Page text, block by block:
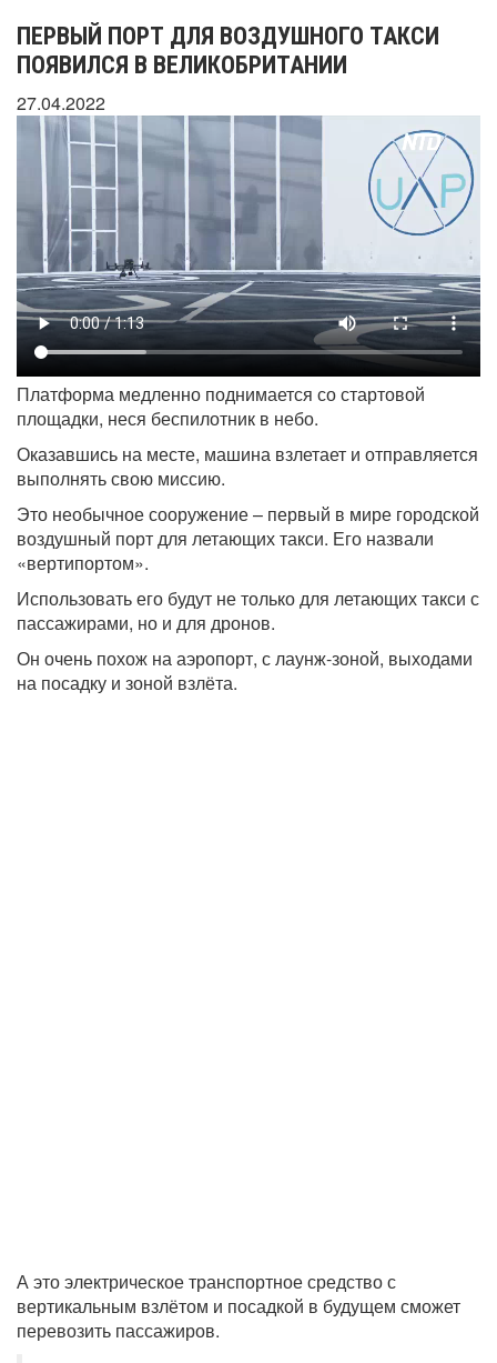
ПЕРВЫЙ ПОРТ ДЛЯ ВОЗДУШНОГО ТАКСИ
ПОЯВИЛСЯ В ВЕЛИКОБРИТАНИИ
27.04.2022
Платформа медленно поднимается со стартовой
площадки, неся беспилотник в небо.
Оказавшись на месте, машина взлетает и отправляется
выполнять свою миссию.
Это необычное сооружение – первый в мире городской
воздушный порт для летающих такси. Его назвали
«вертипортом».
Использовать его будут не только для летающих такси с
пассажирами, но и для дронов.
Он очень похож на аэропорт, с лаунж-зоной, выходами
на посадку и зоной взлёта.
А это электрическое транспортное средство с
вертикальным взлётом и посадкой в будущем сможет
перевозить пассажиров.